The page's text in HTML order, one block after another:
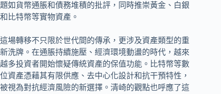
題如貨幣通脹和債務堆積的批評，同時推崇黃金、白銀
和比特幣等實物資產。
這場轉移不只限於世代間的傳承，更涉及資產類型的重
新洗牌。在通脹持續施壓、經濟環境動盪的時代，越來
越多投資者開始懷疑傳統資產的保值功能。比特幣等數
位資產憑藉其有限供應、去中心化設計和抗干預特性，
被視為對抗經濟風險的新選擇。清崎的觀點也呼應了這